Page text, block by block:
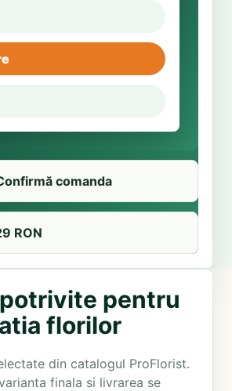
comanda
RON
pentru
florilor
din catalogul ProFlorist.
finala si livrarea se